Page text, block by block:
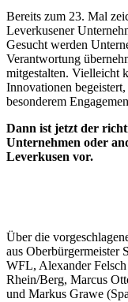
Bereits zum 23. Mal
Leverkusener
Gesucht werden
Verantwortung
mitgestalten. Vielleicht
Innovationen
besonderem
Dann ist jetzt der
Unternehmen oder
Leverkusen vor.
Über die
aus Oberbürgermeister
WFL, Alexander
Rhein/Berg, Marcus
und Markus Grawe